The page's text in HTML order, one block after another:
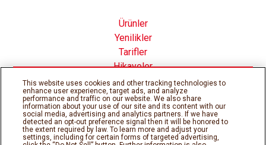
Ürünler
Yenilikler
Tarifler
Hikayeler
Nutella® nın İçinde
Çerez Politikası
Gizlilik Politikası
This website uses cookies and other tracking technologies to
enhance user experience, target ads, and analyze
performance and traffic on our website. We also share
information about your use of our site and its content with our
social media, advertising and analytics partners. If we have
detected an opt-out preference signal then it will be honored to
the extent required by law. To learn more and adjust your
settings, including for certain forms of targeted advertising,